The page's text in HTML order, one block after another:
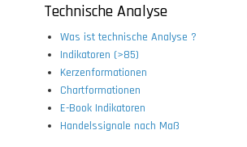
Technische Analyse
Was ist technische Analyse ?
Indikatoren (>85)
Kerzenformationen
Chartformationen
E-Book Indikatoren
Handelssignale nach Maß